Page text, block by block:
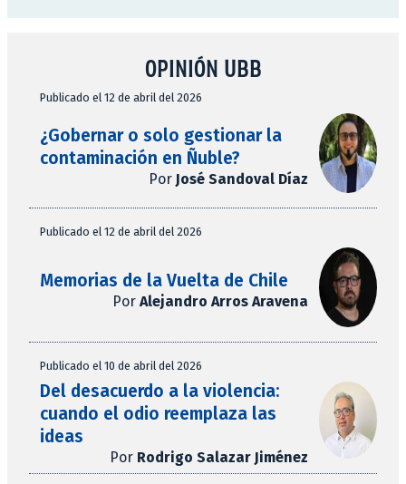
OPINIÓN UBB
Publicado el 12 de abril del 2026
¿Gobernar o solo gestionar la
contaminación en Ñuble?
Por José Sandoval Díaz
Publicado el 12 de abril del 2026
Memorias de la Vuelta de Chile
Por Alejandro Arros Aravena
Publicado el 10 de abril del 2026
Del desacuerdo a la violencia:
cuando el odio reemplaza las
ideas
Por Rodrigo Salazar Jiménez